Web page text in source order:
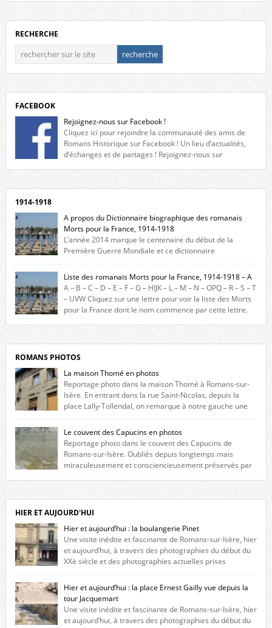
RECHERCHE
FACEBOOK
Rejoignez-nous sur Facebook !
Cliquez ici pour rejoindre la communauté des amis de
Romans Historique sur Facebook ! Un lieu d’actualités,
d’échanges et de partages ! Rejoignez-nous sur
1914-1918
A propos du Dictionnaire biographique des romanais
Morts pour la France, 1914-1918
L’année 2014 marque le centenaire du début de la
Première Guerre Mondiale et ce dictionnaire
biographique veut rendre hommage aux romanais Morts pour la
France durant ce conflit. La base de cette recherche historique est
constituée des noms gravés sur les plaques commémoratives de
l’Hôtel de Ville, du lycée du Dauphiné et du lycée Triboulet, […]
Liste des romanais Morts pour la France, 1914-1918 – A
A – B – C – D – E – F – G – HIJK – L – M – N – OPQ – R – S – T
– UVW Cliquez sur une lettre pour voir la liste des Morts
pour la France dont le nom commence par cette lettre.
ROMANS PHOTOS
La maison Thomé en photos
Reportage photo dans la maison Thomé à Romans-sur-
Isère. En entrant dans la rue Saint-Nicolas, depuis la
place Lally-Tollendal, on remarque à notre gauche une
maison construite au XVIè siècle. Les deux façades sont ornées de
fenêtres jumelles à meneaux. Entre ces deux étages, on peut voir une
niche qui contient une statue de la Vierge. […]
Le couvent des Capucins en photos
Reportage photo dans le couvent des Capucins de
Romans-sur-Isère. Oubliés depuis longtemps mais
miraculeusement et consciencieusement préservés par
l’histoire de la redécouverte de vestiges du couvent des Capucins ! Petit
retour sur l’histoire […]
HIER ET AUJOURD'HUI
Hier et aujourd’hui : la boulangerie Pinet
Une visite inédite et fascinante de Romans-sur-Isère, hier
et aujourd’hui, à travers des photographies du début du
XXè siècle et des photographies actuelles prises
exactement dans le même cadre ! A l’angle de la place Jean Jaurès et de
l’avenue Victor Hugo (à côté d’Intermarché), à Romans. La boulangerie
Jules Pinet est inscrite dans le […]
Hier et aujourd’hui : la place Ernest Gailly vue depuis la
tour Jacquemart
Une visite inédite et fascinante de Romans-sur-Isère, hier
et aujourd’hui, à travers des photographies du début du